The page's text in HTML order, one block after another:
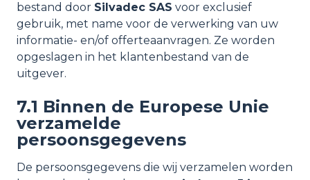
bestand door Silvadec SAS voor exclusief
gebruik, met name voor de verwerking van uw
informatie- en/of offerteaanvragen. Ze worden
opgeslagen in het klantenbestand van de
uitgever.
7.1 Binnen de Europese Unie
verzamelde
persoonsgegevens
De persoonsgegevens die wij verzamelen worden